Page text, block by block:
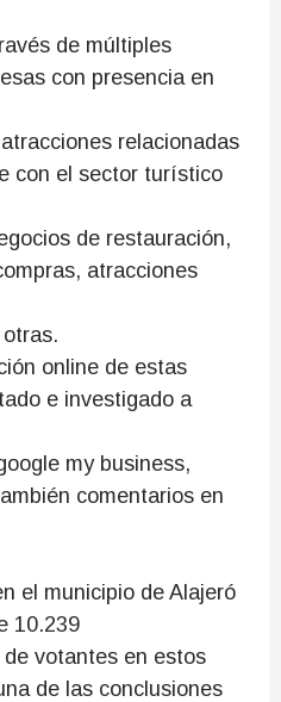
de múltiples
con presencia en
relacionadas
con el sector turístico
de restauración,
atracciones
online de estas
e investigado a
my business,
comentarios en
el municipio de Alajeró
10.239
votantes en estos
de las conclusiones